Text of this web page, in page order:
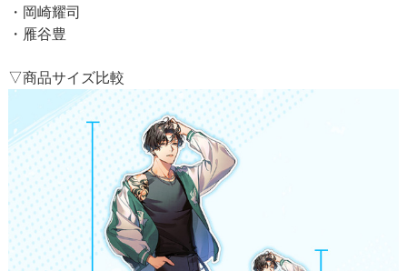
・岡崎耀司
・雁谷豊
▽商品サイズ比較